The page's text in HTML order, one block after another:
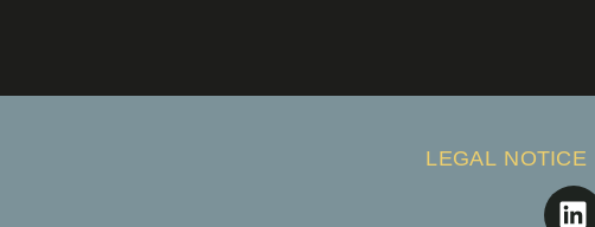
LEGAL NOTICE